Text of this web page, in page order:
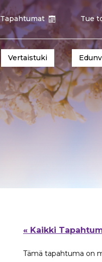
Tapahtumat Tue
Vertaistuki
« Kaikki
Tämä tapahtuma on